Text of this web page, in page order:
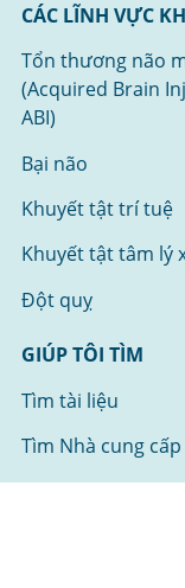
CÁC LĨNH VỰC
Tổn thương não
(Acquired Brain
ABI)
Bại não
Khuyết tật trí tuệ
Khuyết tật tâm lý
Đột quỵ
GIÚP TÔI TÌM
Tìm tài liệu
Tìm Nhà cung